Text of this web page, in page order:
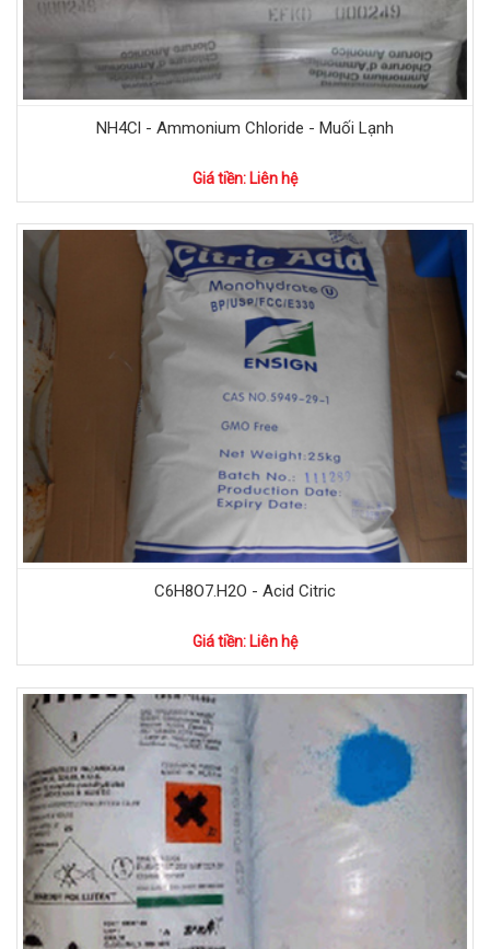
NH4Cl - Ammonium Chloride - Muối Lạnh
Giá tiền: Liên hệ
C6H8O7.H2O - Acid Citric
Giá tiền: Liên hệ